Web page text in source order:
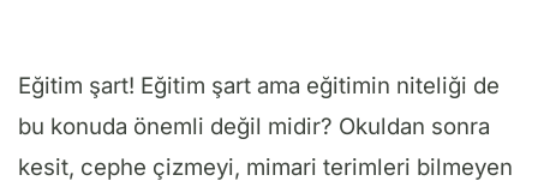
Eğitim şart! Eğitim şart ama eğitimin niteliği de
bu konuda önemli değil midir? Okuldan sonra
kesit, cephe çizmeyi, mimari terimleri bilmeyen